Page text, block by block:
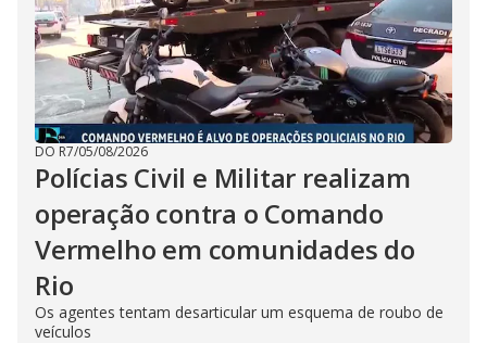
DO R7/05/08/2026
Polícias Civil e Militar realizam
operação contra o Comando
Vermelho em comunidades do
Rio
Os agentes tentam desarticular um esquema de roubo de
veículos